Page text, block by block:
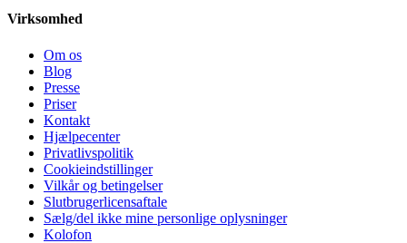
Virksomhed
Om os
Blog
Presse
Priser
Kontakt
Hjælpecenter
Privatlivspolitik
Cookieindstillinger
Vilkår og betingelser
Slutbrugerlicensaftale
Sælg/del ikke mine personlige oplysninger
Kolofon